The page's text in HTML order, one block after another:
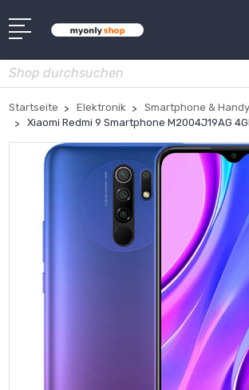
Suche
Startseite Elektronik
Smartphone & Handy
Xiaomi Redmi 9 Smartphone M2004J19AG